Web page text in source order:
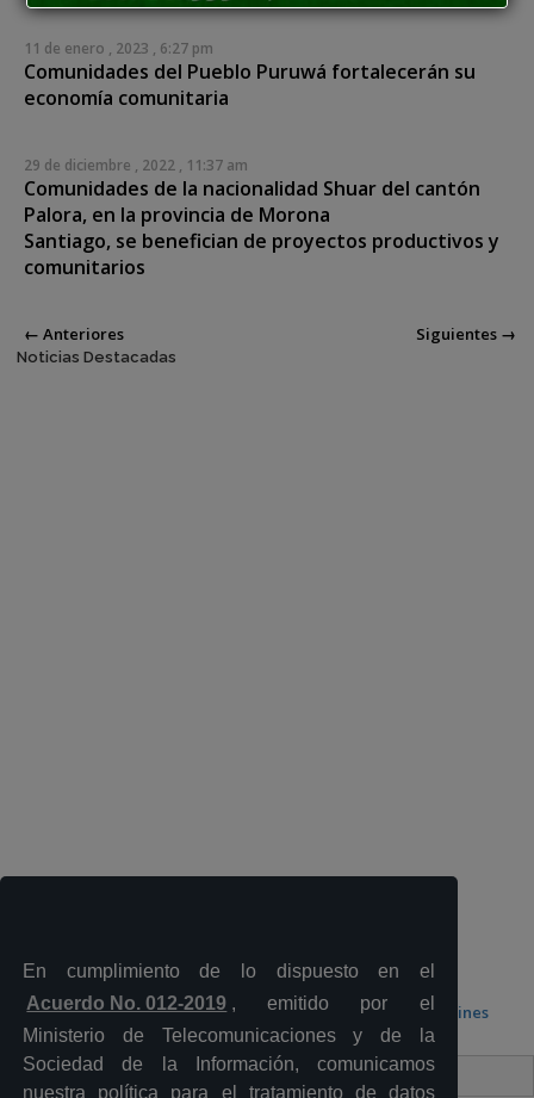
En cumplimiento de lo dispuesto en el
Acuerdo No. 012-2019 , emitido por el
Ministerio de Telecomunicaciones y de la
Sociedad de la Información, comunicamos
nuestra política para el tratamiento de datos
11 de enero , 2023 , 6:27 pm
Comunidades del Pueblo Puruwá fortalecerán su
economía comunitaria
29 de diciembre , 2022 , 11:37 am
Comunidades de la nacionalidad Shuar del cantón
Palora, en la provincia de Morona
Santiago, se benefician de proyectos productivos y
comunitarios
Posts navigation
← Anteriores Siguientes →
Noticias Destacadas
Boletines
Contacto Ciudadano Digital